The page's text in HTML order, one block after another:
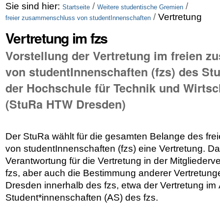
Sie sind hier: Startseite / Weitere studentische Gremien /
freier zusammenschluss von studentInnenschaften / Vertretung
Vertretung im fzs
Vorstellung der Vertretung im freien
von studentInnenschaften (fzs) des
der Hochschule für Technik und
(StuRa HTW Dresden)
Der StuRa wählt für die gesamten Belange des
von studentInnenschaften (fzs) eine Vertretung.
Verantwortung für die Vertretung in der
fzs, aber auch die Bestimmung anderer
Dresden innerhalb des fzs, etwa der Vertretung
Student*innenschaften (AS) des fzs.